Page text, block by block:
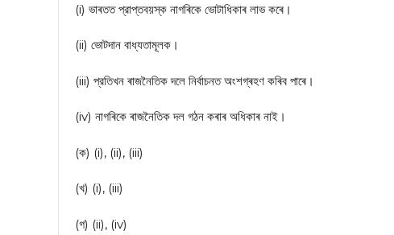
(i) ভাৰতত প্রাপ্তবয়স্ক নাগৰিকে ভোটাধিকাৰ লাভ কৰে।
(ii) ভোটদান বাধ্যতামূলক।
(iii) প্রতিখন ৰাজনৈতিক দলে নির্বাচনত অংশগ্ৰহণ কৰিব পাৰে।
(iv) নাগৰিকে ৰাজনৈতিক দল গঠন কৰাৰ অধিকাৰ নাই।
(ক) (i), (ii), (iii)
(খ) (i), (iii)
(গ) (ii), (iv)